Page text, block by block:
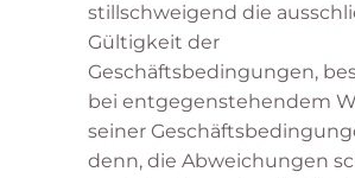
stillschweigend die
Gültigkeit der
Geschäftsbedingungen,
bei entgegenstehendem
seiner
denn, die Abweichungen